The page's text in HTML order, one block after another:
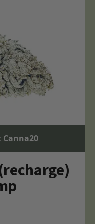
Canna20